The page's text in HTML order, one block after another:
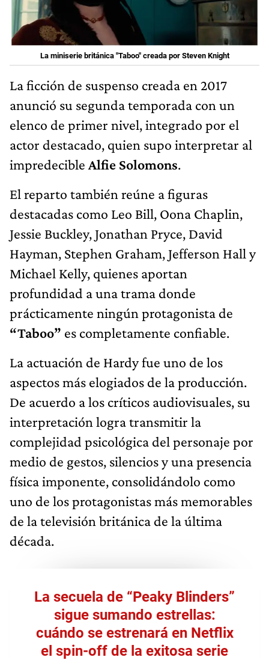
La miniserie británica "Taboo" creada por Steven Knight
La ficción de suspenso creada en 2017
anunció su segunda temporada con un
elenco de primer nivel, integrado por el
actor destacado, quien supo interpretar al
impredecible Alfie Solomons.
El reparto también reúne a figuras
destacadas como Leo Bill, Oona Chaplin,
Jessie Buckley, Jonathan Pryce, David
Hayman, Stephen Graham, Jefferson Hall y
Michael Kelly, quienes aportan
profundidad a una trama donde
prácticamente ningún protagonista de
“Taboo” es completamente confiable.
La actuación de Hardy fue uno de los
aspectos más elogiados de la producción.
De acuerdo a los críticos audiovisuales, su
interpretación logra transmitir la
complejidad psicológica del personaje por
medio de gestos, silencios y una presencia
física imponente, consolidándolo como
uno de los protagonistas más memorables
de la televisión británica de la última
década.
La secuela de “Peaky Blinders”
sigue sumando estrellas:
cuándo se estrenará en Netflix
el spin-off de la exitosa serie